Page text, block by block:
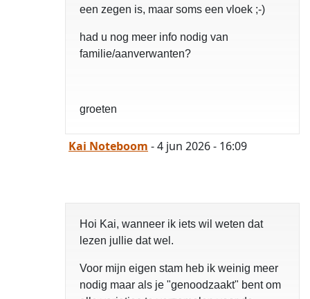
een zegen is, maar soms een vloek ;-)
had u nog meer info nodig van
familie/aanverwanten?
groeten
Kai Noteboom - 4 jun 2026 - 16:09
Hoi Kai, wanneer ik iets wil weten dat
lezen jullie dat wel.
Voor mijn eigen stam heb ik weinig meer
nodig maar als je "genoodzaakt" bent om